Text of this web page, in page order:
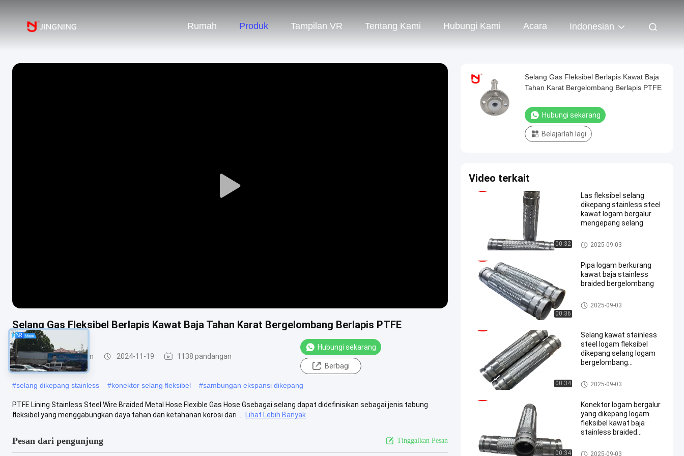
Rumah Produk Tampilan VR Tentang Kami Hubungi Kami Acara Indonesian
Play
Selang Gas Fleksibel Berlapis Kawat Baja Tahan Karat Bergelombang Berlapis PTFE
Selang Jalinan Logam 2024-11-19 1138 pandangan
Hubungi sekarang
Berbagi
#selang dikepang stainless #konektor selang fleksibel #sambungan ekspansi dikepang
PTFE Lining Stainless Steel Wire Braided Metal Hose Flexible Gas Hose Gsebagai selang dapat didefinisikan sebagai jenis tabung
fleksibel yang menggabungkan daya tahan dan ketahanan korosi dari ...
Lihat Lebih Banyak
Pesan dari pengunjung Tinggalkan Pesan
Selang Gas Fleksibel Berlapis Kawat Baja
Tahan Karat Bergelombang Berlapis PTFE
Hubungi sekarang
Belajarlah lagi
Video terkait
00:32
Las fleksibel selang
dikepang stainless steel
kawat logam bergalur
mengepang selang
Selang Jalinan Logam
2025-09-03
00:36
Pipa logam berkurang
kawat baja stainless
braided bergelombang
Selang Jalinan Logam
2025-09-03
00:34
Selang kawat stainless
steel logam fleksibel
dikepang selang logam
bergelombang
Selang Jalinan Logam
2025-09-03
00:34
Konektor logam bergalur
yang dikepang logam
fleksibel kawat baja
stainless braided
Selang Jalinan Logam
2025-09-03